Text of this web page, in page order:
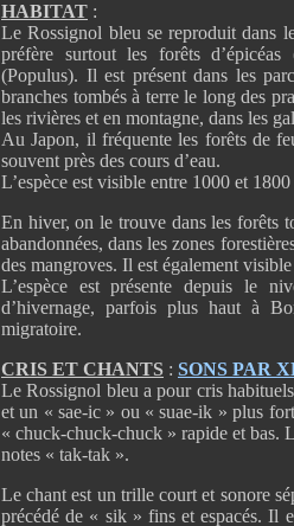
HABITAT :
Le Rossignol bleu se reproduit dans
préfère surtout les forêts
(Populus). Il est présent dans les
branches tombés à terre le long des
les rivières et en montagne, dans les
Au Japon, il fréquente les forêts de
souvent près des cours d’eau.
L’espèce est visible entre 1000 et
En hiver, on le trouve dans les forêts
abandonnées, dans les zones
des mangroves. Il est également
L’espèce est présente depuis le
d’hivernage, parfois plus haut à
migratoire.
CRIS ET CHANTS : SONS PAR
Le Rossignol bleu a pour cris
et un « sae-ic » ou « suae-ik » plus
« chuck-chuck-chuck » rapide et bas.
notes « tak-tak ».
Le chant est un trille court et sonore
précédé de « sik » fins et espacés.